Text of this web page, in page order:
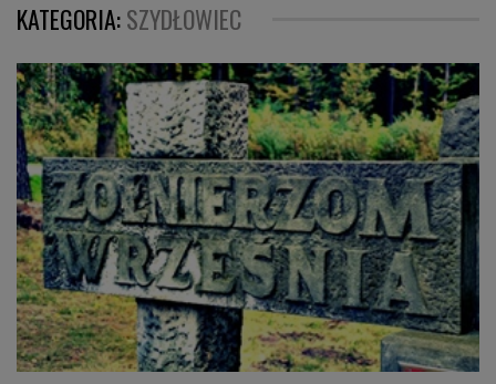
KATEGORIA:SZYDŁOWIEC